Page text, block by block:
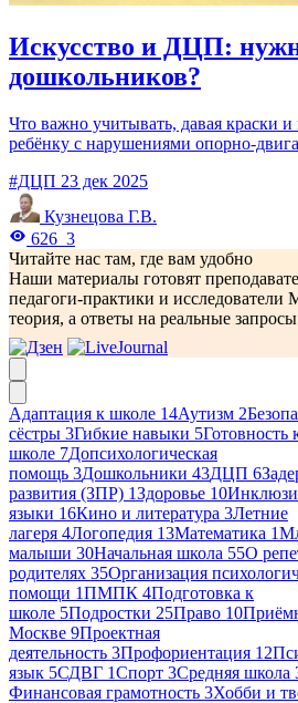
Искусство и ДЦП:
дошкольников?
Что важно учитывать, давая краски
ребёнку с нарушениями опорно-
#ДЦП 23 дек 2025
Кузнецова Г.В.
626 3
Читайте нас там, где вам удобно
Наши материалы готовят
педагоги-практики и
теория, а ответы на реальные
Адаптация к школе 14Аутизм 2
сёстры 3Гибкие навыки 5Готовность
школе 7Допсихологическая
помощь 3Дошкольники 43ДЦП 6
развития (ЗПР) 1Здоровье 10
языки 16Кино и литература 3Летние
лагеря 4Логопедия 13Математика 1
малыши 30Начальная школа 55О
родителях 35Организация
помощи 1ПМПК 4Подготовка к
школе 5Подростки 25Право 10
Москве 9Проектная
деятельность 3Профориентация 12
язык 5СДВГ 1Спорт 3Средняя школа
Финансовая грамотность 3Хобби и